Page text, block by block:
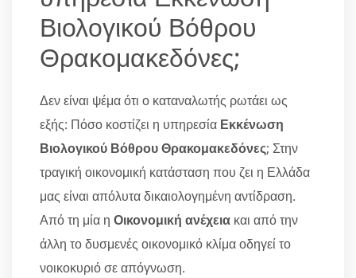
Βιολογικού Βόθρου
Θρακομακεδόνες;
Δεν είναι ψέμα ότι ο καταναλωτής ρωτάει ως
εξής: Πόσο κοστίζει η υπηρεσία Εκκένωση
Βιολογικού Βόθρου Θρακομακεδόνες; Στην
τραγική οικονομική κατάσταση που ζει η Ελλάδα
μας είναι απόλυτα δικαιολογημένη αντίδραση.
Από τη μία η Οικονομική ανέχεια και από την
άλλη το δυσμενές οικονομικό κλίμα οδηγεί το
νοικοκυριό σε απόγνωση.